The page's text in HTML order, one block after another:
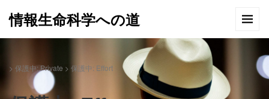
情報生命科学への道
> 保護中: Private > 保護中: Effort